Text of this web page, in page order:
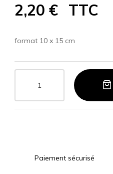
2,20 € TTC
format 10 x 15 cm
Paiement sécurisé